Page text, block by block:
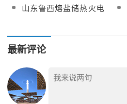
设备采购
电网下超高海拔塔式光
热电站关键技术研究与
山东鲁西熔盐储热火电
最新评论